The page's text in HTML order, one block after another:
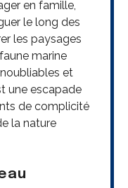
en famille,
le long des
les paysages
marine
et
une escapade
de complicité
la nature